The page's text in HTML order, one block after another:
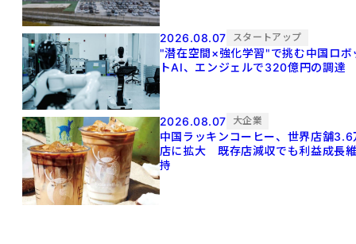
2026.08.07 スタートアップ
"潜在空間×強化学習"で挑む中国ロボ
トAI、エンジェルで320億円の調達
2026.08.07 大企業
中国ラッキンコーヒー、世界店舗3.6
店に拡大 既存店減収でも利益成長
持